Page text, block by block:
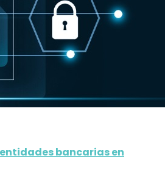
bancarias en